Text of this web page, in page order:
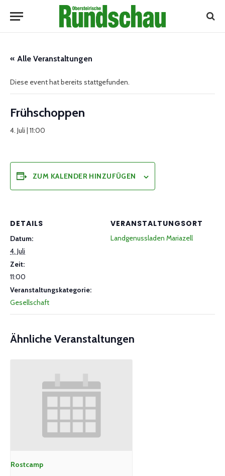
« Alle Veranstaltungen
Diese event hat bereits stattgefunden.
Frühschoppen
4. Juli | 11:00
ZUM KALENDER HINZUFÜGEN
DETAILS
Datum:
4. Juli
Zeit:
11:00
Veranstaltungskategorie:
Gesellschaft
VERANSTALTUNGSORT
Landgenussladen Mariazell
Ähnliche Veranstaltungen
Rostcamp